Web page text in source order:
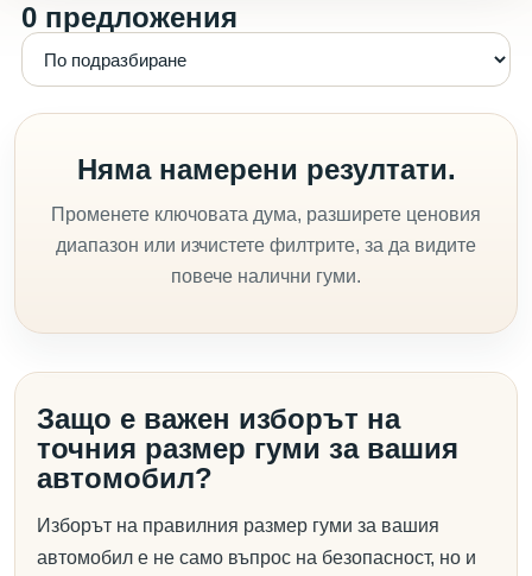
0 предложения
Няма намерени резултати.
Променете ключовата дума, разширете ценовия
диапазон или изчистете филтрите, за да видите
повече налични гуми.
Защо е важен изборът на
точния размер гуми за вашия
автомобил?
Изборът на правилния размер гуми за вашия
автомобил е не само въпрос на безопасност, но и